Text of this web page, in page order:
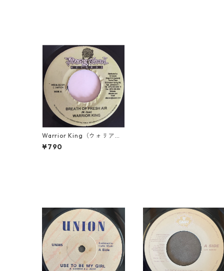
Warrior King（ウォリアー
キング） - Beath Of Fresh
Air
¥790